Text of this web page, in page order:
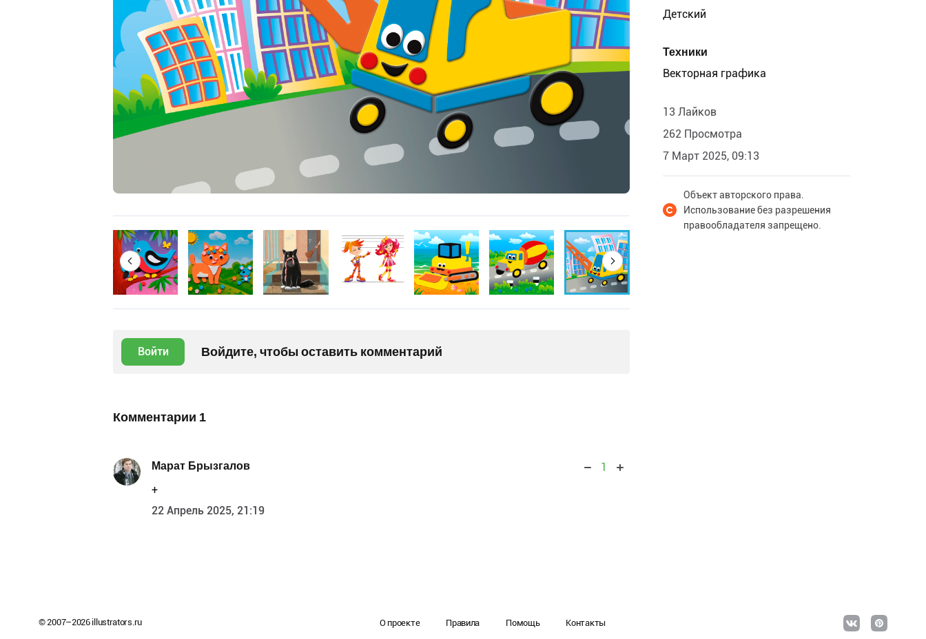
Войти Войдите, чтобы оставить комментарий
Комментарии 1
Марат Брызгалов
1
+
22 Апрель 2025, 21:19
Детский
Техники
Векторная графика
13 Лайков
262 Просмотра
7 Март 2025, 09:13
Объект авторского права.
Использование без разрешения
правообладателя запрещено.
© 2007–2026illustrators.ru О проекте Правила Помощь Контакты